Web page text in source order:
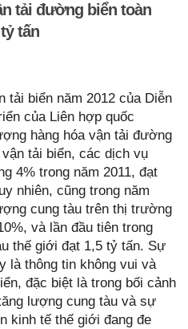
tải đường biển toàn
tấn
tải biển năm 2012 của Diễn
của Liên hợp quốc
hàng hóa vận tải đường
tải biển, các dịch vụ
4% trong năm 2011, đạt
nhiên, cũng trong năm
cung tàu trên thị trường
và lần đầu tiên trong
thế giới đạt 1,5 tỷ tấn. Sự
là thông tin không vui và
đặc biệt là trong bối cảnh
lượng cung tàu và sự
kinh tế thế giới đang đe